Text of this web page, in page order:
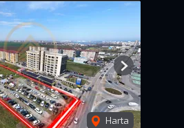
Harta
Next